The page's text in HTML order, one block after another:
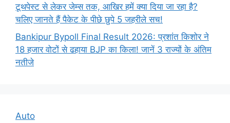
टूथपेस्ट से लेकर जेम्स तक, आखिर हमें क्या दिया जा रहा है?
चलिए जानते हैं पैकेट के पीछे छुपे 5 जहरीले सच!
Bankipur Bypoll Final Result 2026: प्रशांत किशोर ने
18 हजार वोटों से ढहाया BJP का किला! जानें 3 राज्यों के अंतिम
नतीजे
Auto